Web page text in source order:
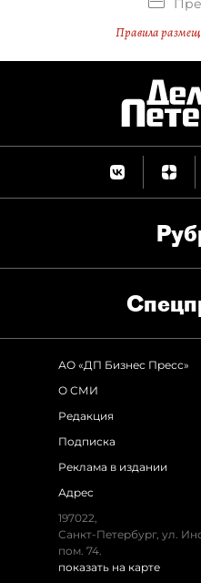
Правила
АО «ДП Бизнес Пресс»
О СМИ
Редакция
Подписка
Реклама в издании
Адрес
197022,
Санкт-Петербург, ул.
пом. 74.
показать на карте